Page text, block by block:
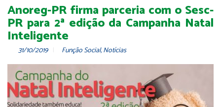
Anoreg-PR firma parceria com o Sesc-
PR para 2ª edição da Campanha Natal
Inteligente
31/10/2019 Função Social,Notícias